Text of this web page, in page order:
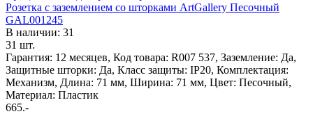
Розетка с заземлением со шторками ArtGallery Песочный
GAL001245
В наличии: 31
31 шт.
Гарантия: 12 месяцев, Код товара: R007 537, Заземление: Да,
Защитные шторки: Да, Класс защиты: IP20, Комплектация:
Механизм, Длина: 71 мм, Ширина: 71 мм, Цвет: Песочный,
Материал: Пластик
665.-